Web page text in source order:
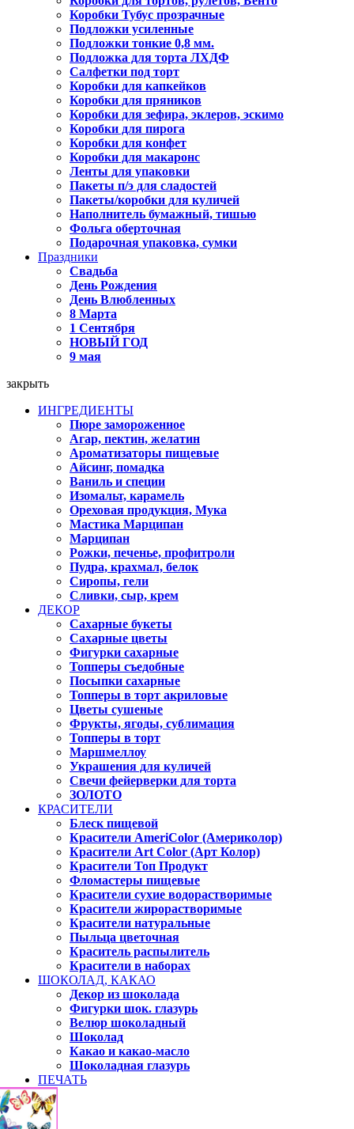
Коробки Тубус прозрачные
Подложки усиленные
Подложки тонкие 0,8 мм.
Подложка для торта ЛХДФ
Салфетки под торт
Коробки для капкейков
Коробки для пряников
Коробки для зефира, эклеров, эскимо
Коробки для пирога
Коробки для конфет
Коробки для макаронс
Ленты для упаковки
Пакеты п/э для сладостей
Пакеты/коробки для куличей
Наполнитель бумажный, тишью
Фольга оберточная
Подарочная упаковка, сумки
Праздники
Свадьба
День Рождения
День Влюбленных
8 Марта
1 Сентября
НОВЫЙ ГОД
9 мая
закрыть
ИНГРЕДИЕНТЫ
Пюре замороженное
Агар, пектин, желатин
Ароматизаторы пищевые
Айсинг, помадка
Ваниль и специи
Изомальт, карамель
Ореховая продукция, Мука
Мастика Марципан
Марципан
Рожки, печенье, профитроли
Пудра, крахмал, белок
Сиропы, гели
Сливки, сыр, крем
ДЕКОР
Сахарные букеты
Сахарные цветы
Фигурки сахарные
Топперы съедобные
Посыпки сахарные
Топперы в торт акриловые
Цветы сушеные
Фрукты, ягоды, сублимация
Топперы в торт
Маршмеллоу
Украшения для куличей
Свечи фейерверки для торта
ЗОЛОТО
КРАСИТЕЛИ
Блеск пищевой
Красители AmeriColor (Америколор)
Красители Art Color (Арт Колор)
Красители Топ Продукт
Фломастеры пищевые
Красители сухие водорастворимые
Красители жирорастворимые
Красители натуральные
Пыльца цветочная
Краситель распылитель
Красители в наборах
ШОКОЛАД, КАКАО
Декор из шоколада
Фигурки шок. глазурь
Велюр шоколадный
Шоколад
Какао и какао-масло
Шоколадная глазурь
ПЕЧАТЬ